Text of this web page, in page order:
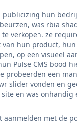
publicizing hun
was rbia
verkopen. ze
van hun product,
op een visueel
Pulse CMS bood
probeerden een
slider vonden en
en was onhandig
aanmelden met de